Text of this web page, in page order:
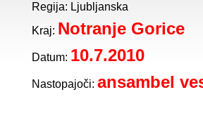
Regija: Ljubljanska
Kraj: Notranje Gorice
Datum: 10.7.2010
Nastopajoči: ansambel